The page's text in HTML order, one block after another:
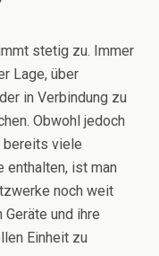
stetig zu. Immer
Lage, über
in Verbindung zu
Obwohl jedoch
bereits viele
enthalten, ist man
noch weit
und ihre
Einheit zu